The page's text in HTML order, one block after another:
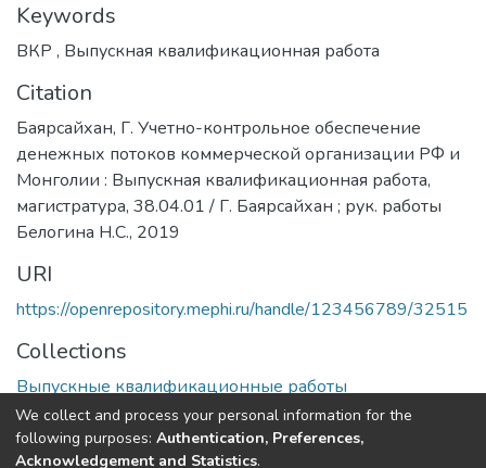
Keywords
ВКР , Выпускная квалификационная работа
Citation
Баярсайхан, Г. Учетно-контрольное обеспечение
денежных потоков коммерческой организации РФ и
Монголии : Выпускная квалификационная работа,
магистратура, 38.04.01 / Г. Баярсайхан ; рук. работы
Белогина Н.С., 2019
URI
https://openrepository.mephi.ru/handle/123456789/32515
Collections
Выпускные квалификационные работы
Full item page
We collect and process your personal information for the
following purposes: Authentication, Preferences,
Acknowledgement and Statistics.